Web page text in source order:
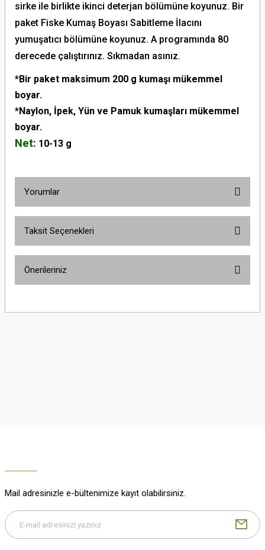
sirke ile birlikte ikinci deterjan bölümüne koyunuz. Bir
paket Fiske Kumaş Boyası Sabitleme İlacını
yumuşatıcı bölümüne koyunuz. A programında 80
derecede çalıştırınız. Sıkmadan asınız.
*Bir paket maksimum 200 g kumaşı mükemmel
boyar.
*Naylon, İpek, Yün ve Pamuk kumaşları mükemmel
boyar.
Net: 10-13 g
Yorumlar
Taksit Seçenekleri
Önerileriniz
yetersiz gördüğünüz noktaları öneri formunu kullanarak tarafımıza
Mail adresinizle e-bültenimize kayıt olabilirsiniz.